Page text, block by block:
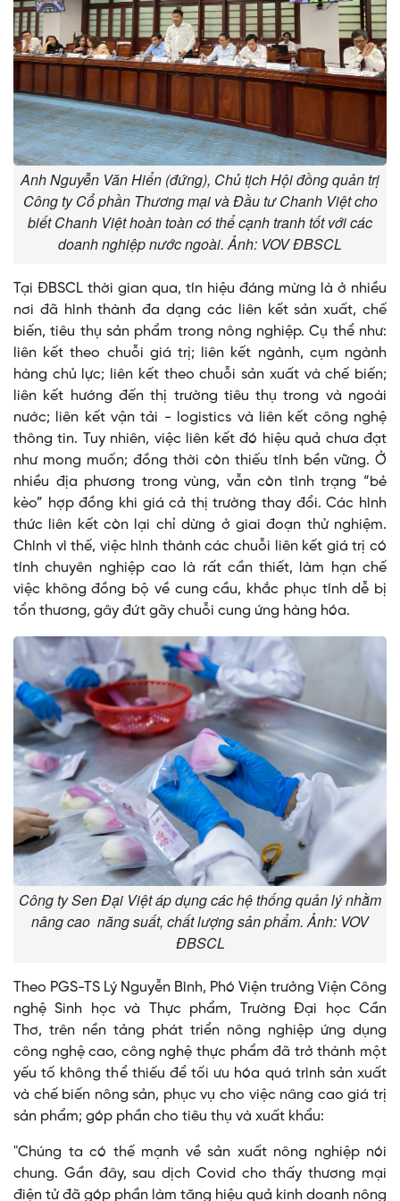
Anh Nguyễn Văn Hiển (đứng), Chủ tịch Hội đồng quản trị
Công ty Cổ phần Thương mại và Đầu tư Chanh Việt cho
biết Chanh Việt hoàn toàn có thể cạnh tranh tốt với các
doanh nghiệp nước ngoài. Ảnh: VOV ĐBSCL
Tại ĐBSCL thời gian qua, tín hiệu đáng mừng là ở nhiều
nơi đã hình thành đa dạng các liên kết sản xuất, chế
biến, tiêu thụ sản phẩm trong nông nghiệp. Cụ thể như:
liên kết theo chuỗi giá trị; liên kết ngành, cụm ngành
hàng chủ lực; liên kết theo chuỗi sản xuất và chế biến;
liên kết hướng đến thị trường tiêu thụ trong và ngoài
nước; liên kết vận tải - logistics và liên kết công nghệ
thông tin. Tuy nhiên, việc liên kết đó hiệu quả chưa đạt
như mong muốn; đồng thời còn thiếu tính bền vững. Ở
nhiều địa phương trong vùng, vẫn còn tình trạng “bẻ
kèo” hợp đồng khi giá cả thị trường thay đổi. Các hình
thức liên kết còn lại chỉ dừng ở giai đoạn thử nghiệm.
Chính vì thế, việc hình thành các chuỗi liên kết giá trị có
tính chuyên nghiệp cao là rất cần thiết, làm hạn chế
việc không đồng bộ về cung cầu, khắc phục tính dễ bị
tổn thương, gây đứt gãy chuỗi cung ứng hàng hóa.
Công ty Sen Đại Việt áp dụng các hệ thống quản lý nhằm
nâng cao năng suất, chất lượng sản phẩm. Ảnh: VOV
ĐBSCL
Theo PGS-TS Lý Nguyễn Bình, Phó Viện trưởng Viện Công
nghệ Sinh học và Thực phẩm, Trường Đại học Cần
Thơ, trên nền tảng phát triển nông nghiệp ứng dụng
công nghệ cao, công nghệ thực phẩm đã trở thành một
yếu tố không thể thiếu để tối ưu hóa quá trình sản xuất
và chế biến nông sản, phục vụ cho việc nâng cao giá trị
sản phẩm; góp phần cho tiêu thụ và xuất khẩu:
"Chúng ta có thế mạnh về sản xuất nông nghiệp nói
chung. Gần đây, sau dịch Covid cho thấy thương mại
điện tử đã góp phần làm tăng hiệu quả kinh doanh nông